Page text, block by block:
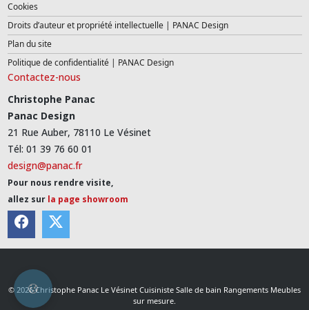
Cookies
Droits d’auteur et propriété intellectuelle | PANAC Design
Plan du site
Politique de confidentialité | PANAC Design
Contactez-nous
Christophe Panac
Panac Design
21 Rue Auber, 78110 Le Vésinet
Tél: 01 39 76 60 01
design@panac.fr
Pour nous rendre visite,
allez sur la page showroom
© 2026 Christophe Panac Le Vésinet Cuisiniste Salle de bain Rangements Meubles
sur mesure.